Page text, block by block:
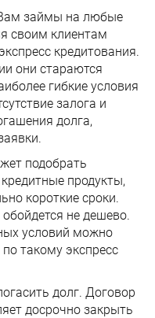
займы на любые
своим клиентам
кредитования.
они стараются
гибкие условия
залога и
долга,
подобрать
продукты,
короткие сроки.
не дешево.
условий можно
такому экспресс
долг. Договор
досрочно закрыть